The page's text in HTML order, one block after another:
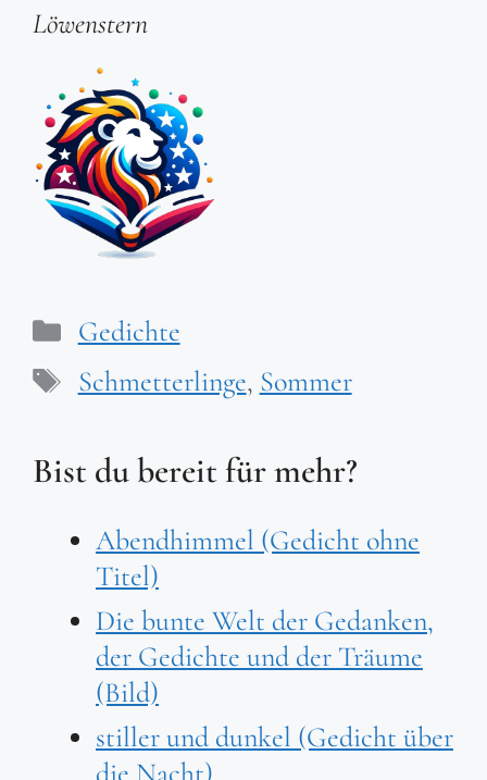
Löwenstern
Kategorien
Gedichte
Schlagwörter
Schmetterlinge, Sommer
Bist du bereit für mehr?
Abendhimmel (Gedicht ohne
Titel)
Die bunte Welt der Gedanken,
der Gedichte und der Träume
(Bild)
stiller und dunkel (Gedicht über